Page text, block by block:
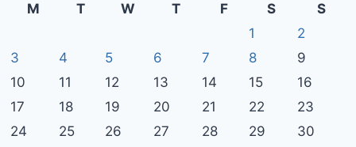
M
T W T F S
S
1
2
3
4 5 6 7 8
9
10
11 12 13 14 15
16
17
18 19 20 21 22
23
24
25 26 27 28 29
30